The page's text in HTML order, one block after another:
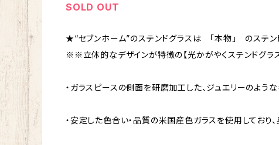
SOLD OUT
★“セブンホーム”のステンドグラスは 「本物」 のステ
※※立体的なデザインが特徴の【光かがやくステンドグラ
・ガラスピースの側面を研磨加工した、ジュエリーのよう
・安定した色合い・品質の米国産色ガラスを使用しており